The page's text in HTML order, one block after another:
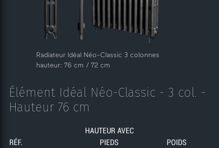
Radiateur Idéal Néo-Classic 3 colonnes
hauteur: 76 cm / 72 cm
Élément Idéal Néo-Classic - 3 col. -
Hauteur 76 cm
RÉF.
HAUTEUR AVEC
PIEDS
POIDS